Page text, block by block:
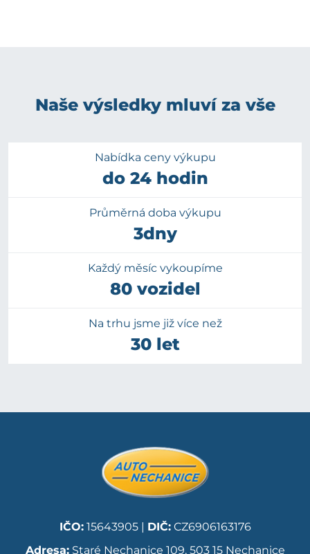
Naše výsledky mluví za vše
Nabídka ceny výkupu
do 24 hodin
Průměrná doba výkupu
3dny
Každý měsíc vykoupíme
80 vozidel
Na trhu jsme již více než
30 let
IČO:15643905 | DIČ:CZ6906163176
Adresa:Staré Nechanice 109, 503 15 Nechanice